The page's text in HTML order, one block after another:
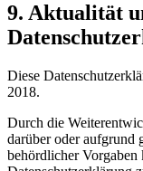
9. Aktualität
Diese
2018.
Durch die
darüber oder aufgrund
behördlicher Vorgaben